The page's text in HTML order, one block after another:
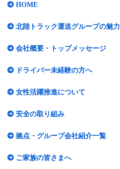
HOME
北陸トラック運送グループの魅力
会社概要・トップメッセージ​
ドライバー未経験の方へ
女性活躍推進について​
安全の取り組み
拠点・グループ会社紹介一覧​
ご家族の皆さまへ